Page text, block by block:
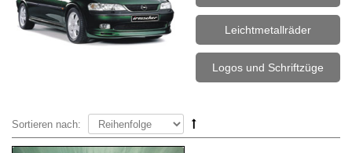
Leichtmetallräder
Logos und Schriftzüge
Sortieren nach: